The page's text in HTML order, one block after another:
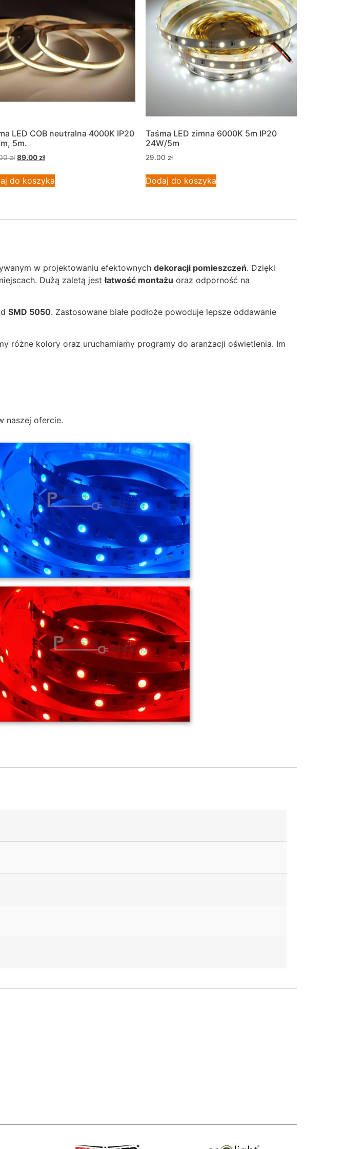
LED COB neutralna 4000K IP20
5m.
zł 89.00zł
do koszyka
Taśma LED zimna 6000K 5m IP20
24W/5m
29.00 zł
Dodaj do koszyka
w projektowaniu efektownych dekoracji pomieszczeń. Dzięki
Dużą zaletą jestłatwość montażu oraz odporność na
SMD 5050. Zastosowane białe podłoże powoduje lepsze oddawanie
różne kolory oraz uruchamiamy programy do aranżacji oświetlenia. Im
naszej ofercie.